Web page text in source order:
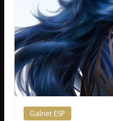
Galnet ESP